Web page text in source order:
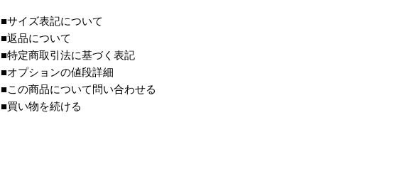
■サイズ表記について
■返品について
■特定商取引法に基づく表記
■オプションの値段詳細
■この商品について問い合わせる
■買い物を続ける